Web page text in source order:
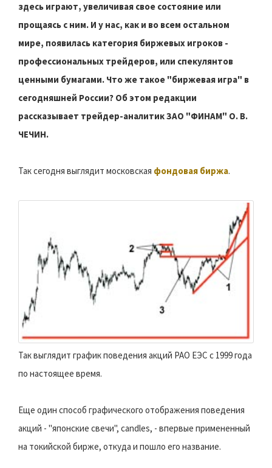
здесь играют, увеличивая свое состояние или
прощаясь с ним. И у нас, как и во всем остальном
мире, появилась категория биржевых игроков -
профессиональных трейдеров, или спекулянтов
ценными бумагами. Что же такое "биржевая игра" в
сегодняшней России? Об этом редакции
рассказывает трейдер-аналитик ЗАО "ФИНАМ" О. В.
ЧЕЧИН.
Так сегодня выглядит московская фондовая биржа.
Так выглядит график поведения акций РАО ЕЭС с 1999 года
по настоящее время.
Еще один способ графического отображения поведения
акций - "японские свечи", candles, - впервые примененный
на токийской бирже, откуда и пошло его название.